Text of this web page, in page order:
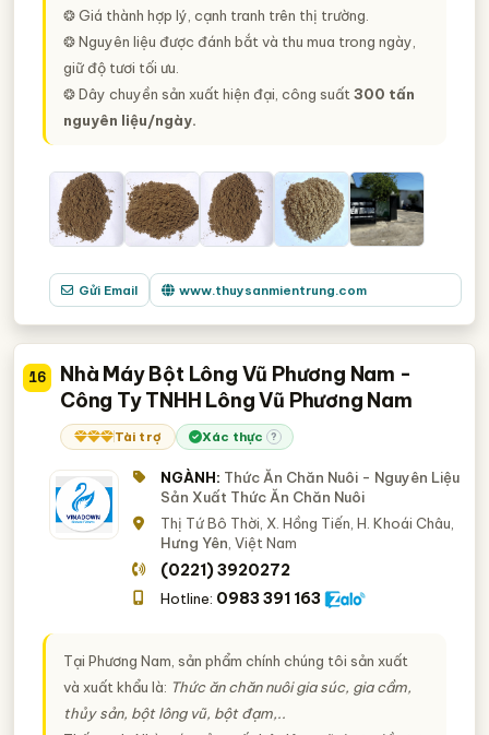
❂ Giá thành hợp lý, cạnh tranh trên thị trường.
❂ Nguyên liệu được đánh bắt và thu mua trong ngày,
giữ độ tươi tối ưu.
❂ Dây chuyền sản xuất hiện đại, công suất 300 tấn
nguyên liệu/ngày.
Gửi Email www.thuysanmientrung.com
16
Nhà Máy Bột Lông Vũ Phương Nam -
Công Ty TNHH Lông Vũ Phương Nam
Tài trợ Xác thực ?
NGÀNH: Thức Ăn Chăn Nuôi - Nguyên Liệu
Sản Xuất Thức Ăn Chăn Nuôi
Thị Tứ Bô Thời, X. Hồng Tiến, H. Khoái Châu,
Hưng Yên , Việt Nam
(0221) 3920272
Hotline: 0983 391 163
Tại Phương Nam, sản phẩm chính chúng tôi sản xuất
và xuất khẩu là: Thức ăn chăn nuôi gia súc, gia cầm,
thủy sản, bột lông vũ, bột đạm,..